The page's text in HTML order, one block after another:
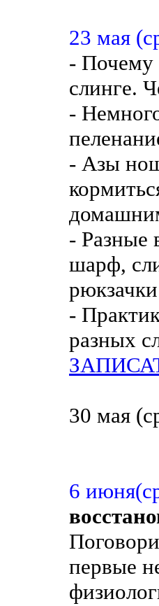
23 мая
- Почему
слинге.
-
- Азы
- Разные
шарф,
-
разных
30 мая
6
первые